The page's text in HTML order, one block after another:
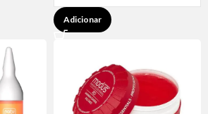
Adicionar